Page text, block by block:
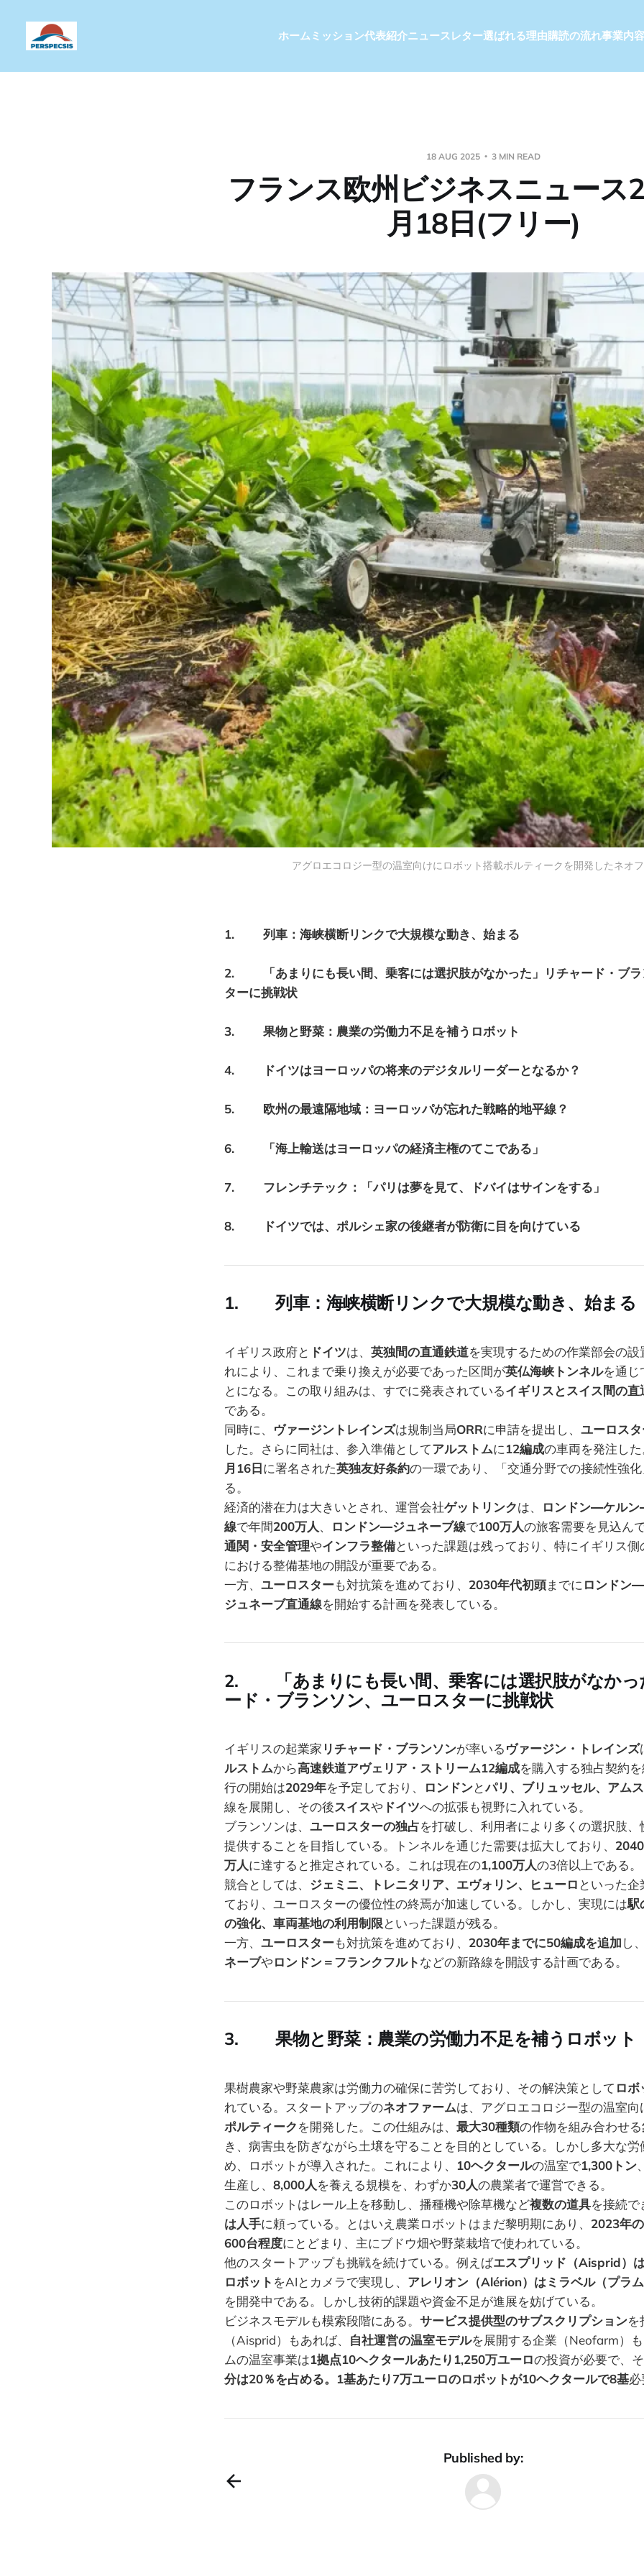
ホームミッション代表紹介ニュースレター選ばれる理由購読の流れ事業内容
18 AUG 2025 3 MIN READ
フランス欧州ビジネスニュース
月18日(フリー)
アグロエコロジー型の温室向けにロボット搭載ポルティークを開発したネオ
1. 列車：海峡横断リンクで大規模な動き、始まる
2. 「あまりにも長い間、乗客には選択肢がなかった」リチャード・ブラ
ターに挑戦状
3. 果物と野菜：農業の労働力不足を補うロボット
4. ドイツはヨーロッパの将来のデジタルリーダーとなるか？
5. 欧州の最遠隔地域：ヨーロッパが忘れた戦略的地平線？
6. 「海上輸送はヨーロッパの経済主権のてこである」
7. フレンチテック：「パリは夢を見て、ドバイはサインをする」
8. ドイツでは、ポルシェ家の後継者が防衛に目を向けている
1. 列車：海峡横断リンクで大規模な動き、始まる
イギリス政府と ドイツは、 英独間の直通鉄道を実現するための作業部会の
れにより、これまで乗り換えが必要であった区間が英仏海峡トンネルを通じ
とになる。この取り組みは、すでに発表されているイギリスとスイス間の直
である。
同時に、 ヴァージントレインズは規制当局ORRに申請を提出し、 ユーロス
した。さらに同社は、参入準備としてアルストムに12編成の車両を発注し
月16日に署名された英独友好条約の一環であり、「交通分野での接続性強
る。
経済的潜在力は大きいとされ、運営会社ゲットリンクは、
ロンドン―ケル
線で年間200万人、 ロンドン―ジュネーブ線で100万人の旅客需要を見込ん
通関・安全管理やインフラ整備といった課題は残っており、特にイギリス側
における整備基地の開設が重要である。
一方、 ユーロスターも対抗策を進めており、 2030年代初頭までに ロンドン
ジュネーブ直通線を開始する計画を発表している。
2. 「あまりにも長い間、乗客には選択肢がなかっ
ード・ブランソン、ユーロスターに挑戦状
イギリスの起業家 リチャード・ブランソンが率いるヴァージン・トレインズ
ルストムから高速鉄道アヴェリア・ストリーム12編成を購入する独占契約
行の開始は2029年を予定しており、 ロンドンとパリ、ブリュッセル、アム
線を展開し、その後スイスや ドイツへの拡張も視野に入れている。
ブランソンは、 ユーロスターの独占を打破し、利用者により多くの選択肢
提供することを目指している。トンネルを通じた需要は拡大しており、
万人に達すると推定されている。これは現在の1,100万人の3倍以上である。
競合としては、 ジェミニ、トレニタリア、エヴォリン、ヒューロ といった
ており、ユーロスターの優位性の終焉が加速している。しかし、実現には駅
の強化、車両基地の利用制限といった課題が残る。
一方、 ユーロスターも対抗策を進めており、 2030年までに50編成を追加し
ネーブやロンドン＝フランクフルトなどの新路線を開設する計画である。
3. 果物と野菜：農業の労働力不足を補うロボット
果樹農家や野菜農家は労働力の確保に苦労しており、その解決策として ロ
れている。スタートアップのネオファームは、アグロエコロジー型の温室向
ポルティークを開発した。この仕組みは、 最大30種類の作物を組み合わせる
き、病害虫を防ぎながら土壌を守ることを目的としている。しかし多大な
め、ロボットが導入された。これにより、 10ヘクタールの温室で1,300トン
生産し、 8,000人を養える規模を、わずか30人の農業者で運営できる。
このロボットはレール上を移動し、播種機や除草機など複数の道具を接続で
は人手に頼っている。とはいえ農業ロボットはまだ黎明期にあり、 2023年
600台程度にとどまり、主にブドウ畑や野菜栽培で使われている。
他のスタートアップも挑戦を続けている。例えばエスプリッド（Aisprid）
ロボット をAIとカメラで実現し、 アレリオン（Alérion）はミラベル（プラ
を開発中である。しかし技術的課題や資金不足が進展を妨げている。
ビジネスモデルも模索段階にある。 サービス提供型のサブスクリプションを
（Aisprid）もあれば、 自社運営の温室モデルを展開する企業（Neofarm）
ムの温室事業は1拠点10ヘクタールあたり1,250万ユーロの投資が必要で、
分は20％を占める。1基あたり7万ユーロのロボットが10ヘクタールで8基
Published by: